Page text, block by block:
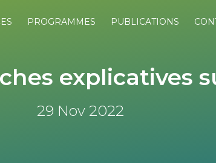
PROGRAMMES PUBLICATIONS
explicatives
29 Nov 2022